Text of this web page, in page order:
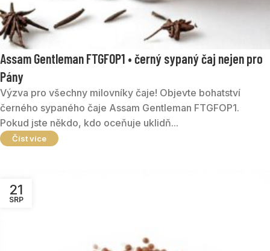
Assam Gentleman FTGFOP1 • černý sypaný čaj nejen pro
Pány
Výzva pro všechny milovníky čaje! Objevte bohatství
černého sypaného čaje Assam Gentleman FTGFOP1.
Pokud jste někdo, kdo oceňuje uklidň...
Číst více
21
SRP